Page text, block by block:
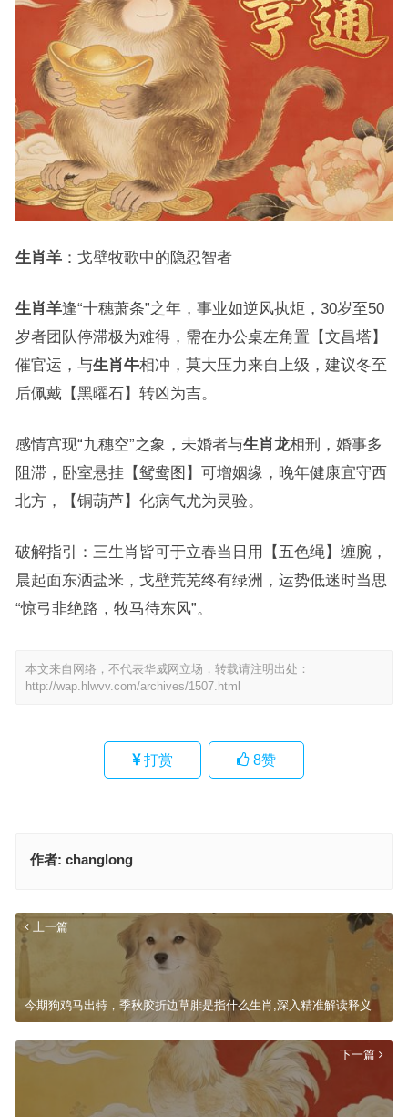
生肖羊：戈壁牧歌中的隐忍智者
生肖羊逢“十穗萧条”之年，事业如逆风执炬，30岁至50
岁者团队停滞极为难得，需在办公桌左角置【文昌塔】
催官运，与生肖牛相冲，莫大压力来自上级，建议冬至
后佩戴【黑曜石】转凶为吉。
感情宫现“九穗空”之象，未婚者与生肖龙相刑，婚事多
阻滞，卧室悬挂【鸳鸯图】可增姻缘，晚年健康宜守西
北方，【铜葫芦】化病气尤为灵验。
破解指引：三生肖皆可于立春当日用【五色绳】缠腕，
晨起面东洒盐米，戈壁荒芜终有绿洲，运势低迷时当思
“惊弓非绝路，牧马待东风”。
本文来自网络，不代表华威网立场，转载请注明出处：
http://wap.hlwvv.com/archives/1507.html
打赏 8赞
作者: changlong
上一篇
今期狗鸡马出特，季秋胶折边草腓是指什么生肖,深入精准解读释义
下一篇